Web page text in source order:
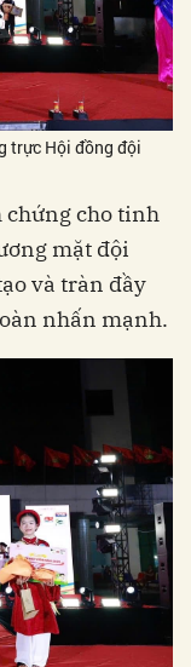
trực Hội đồng đội
chứng cho tinh
mặt đội
và tràn đầy
nhấn mạnh.